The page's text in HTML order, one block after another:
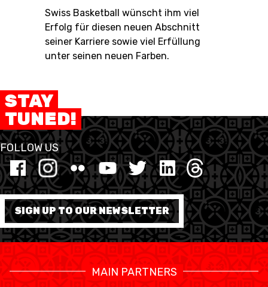
Swiss Basketball wünscht ihm viel
Erfolg für diesen neuen Abschnitt
seiner Karriere sowie viel Erfüllung
unter seinen neuen Farben.
STAY
TUNED!
FOLLOW US
SIGN UP TO OUR NEWSLETTER
MAIN PARTNERS